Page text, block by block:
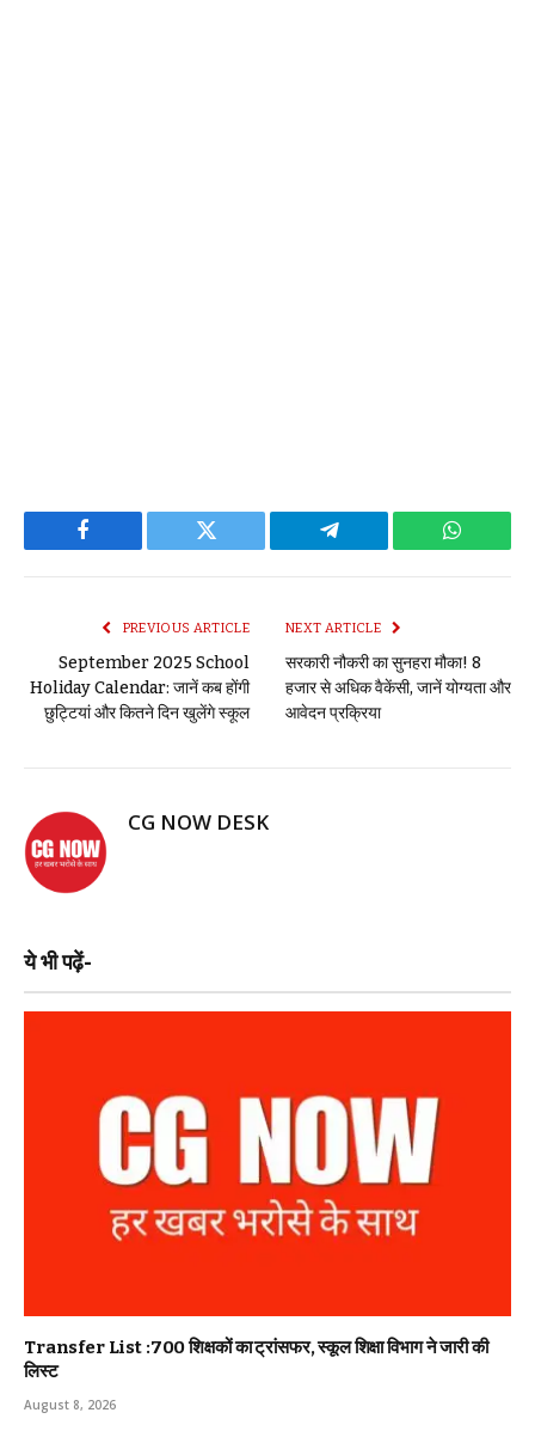
Facebook Twitter Telegram
PREVIOUS ARTICLE
September 2025 School
Holiday Calendar: जानें कब होंगी
छुट्टियां और कितने दिन खुलेंगे स्कूल
NEXT ARTICLE
सरकारी नौकरी का सुनहरा मौका! 8
हजार से अधिक वैकेंसी, जानें योग्यता और
आवेदन प्रक्रिया
CG NOW DESK
ये भी पढ़ें-
Transfer List :700 शिक्षकों का ट्रांसफर, स्कूल शिक्षा विभाग ने जारी की
लिस्ट
August 8, 2026